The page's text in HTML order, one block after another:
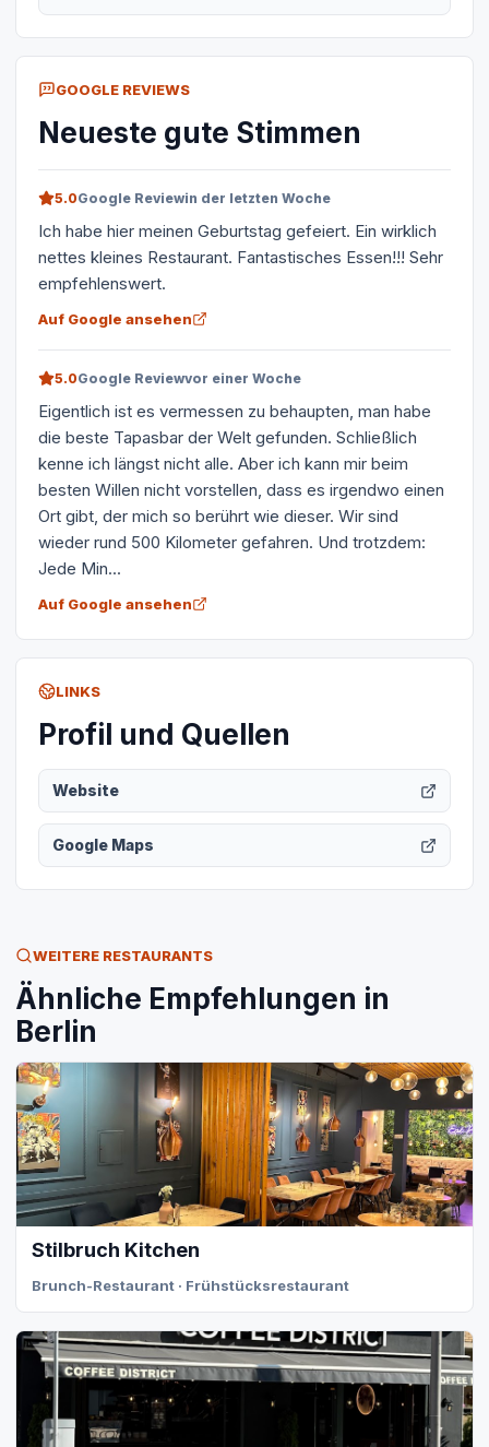
GOOGLE REVIEWS
Neueste gute Stimmen
5.0Google Reviewin der letzten Woche
Ich habe hier meinen Geburtstag gefeiert. Ein wirklich
nettes kleines Restaurant. Fantastisches Essen!!! Sehr
empfehlenswert.
Auf Google ansehen
5.0Google Reviewvor einer Woche
Eigentlich ist es vermessen zu behaupten, man habe
die beste Tapasbar der Welt gefunden. Schließlich
kenne ich längst nicht alle. Aber ich kann mir beim
besten Willen nicht vorstellen, dass es irgendwo einen
Ort gibt, der mich so berührt wie dieser. Wir sind
wieder rund 500 Kilometer gefahren. Und trotzdem:
Jede Min...
Auf Google ansehen
LINKS
Profil und Quellen
Website
Google Maps
WEITERE RESTAURANTS
Ähnliche Empfehlungen in
Berlin
Stilbruch Kitchen
Brunch-Restaurant · Frühstücksrestaurant